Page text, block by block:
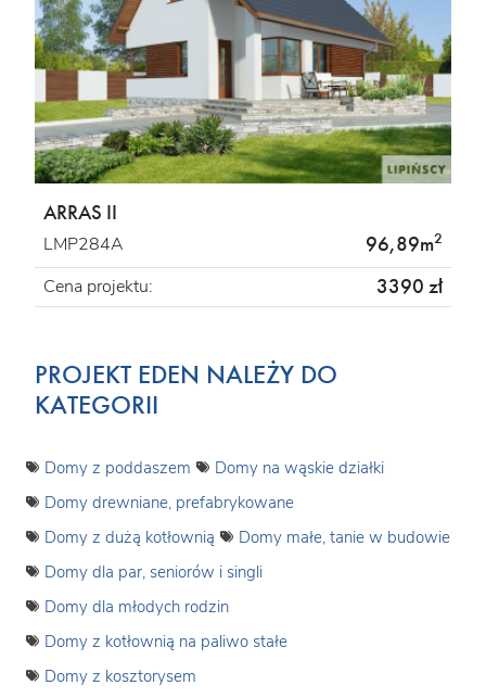
ARRAS II
LMP284A 96,89m2
Cena projektu: 3390 zł
PROJEKT EDEN NALEŻY DO
KATEGORII
Domy z poddaszem
Domy na wąskie działki
Domy drewniane, prefabrykowane
Domy z dużą kotłownią
Domy małe, tanie w budowie
Domy dla par, seniorów i singli
Domy dla młodych rodzin
Domy z kotłownią na paliwo stałe
Domy z kosztorysem